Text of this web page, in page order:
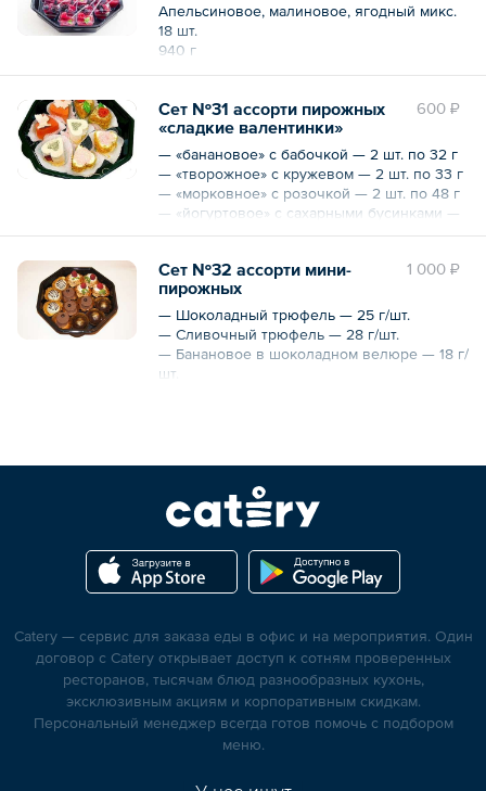
Апельсиновое, малиновое, ягодный микс.
18 шт.
940 г
600 ₽
Сет №31 ассорти пирожных
«сладкие валентинки»
— «банановое» с бабочкой — 2 шт. по 32 г
— «творожное» с кружевом — 2 шт. по 33 г
— «морковное» с розочкой — 2 шт. по 48 г
— «йогуртовое» с сахарными бусинками —
2 шт. по 29 г
284 г
1 000 ₽
Сет №32 ассорти мини-
пирожных
— Шоколадный трюфель — 25 г/шт.
— Сливочный трюфель — 28 г/шт.
— Банановое в шоколадном велюре — 18 г/
шт.
Catery — сервис для заказа еды в офис и на мероприятия. Один
договор с Catery открывает доступ к сотням проверенных
ресторанов, тысячам блюд разнообразных кухонь,
эксклюзивным акциям и корпоративным скидкам.
Персональный менеджер всегда готов помочь с подбором
меню.